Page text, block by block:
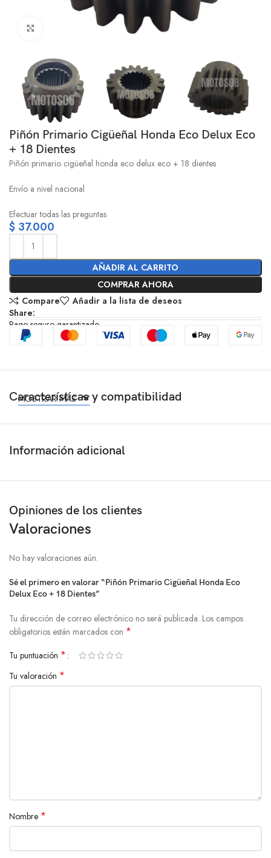
Click to enlarge
Piñón Primario Cigüeñal Honda Eco Delux Eco
+ 18 Dientes
Piñón primario cigüeñal honda eco delux eco + 18 dientes
Envío a nivel nacional
Efectuar todas las preguntas
$ 37.000
AÑADIR AL CARRITO
COMPRAR AHORA
Compare
Añadir a la lista de deseos
Share:
Pago seguro garantizado
Características y compatibilidad
MOSTRAR MÁS
Información adicional
Opiniones de los clientes
Valoraciones
No hay valoraciones aún.
Sé el primero en valorar “Piñón Primario Cigüeñal Honda Eco
Delux Eco + 18 Dientes”
Tu dirección de correo electrónico no será publicada. Los campos
obligatorios están marcados con *
Tu puntuación *
Tu valoración *
Nombre *